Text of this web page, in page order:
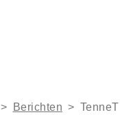
> Berichten >